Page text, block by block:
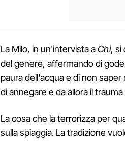
La Milo, in un'intervista aChi, si
del genere, affermando di
paura dell'acqua e di non
di annegare e da allora il
La cosa che la terrorizza per
sulla spiaggia. La tradizione